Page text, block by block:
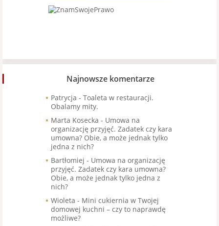
Najnowsze komentarze
Patrycja - Toaleta w restauracji.
Obalamy mity.
Marta Kosecka - Umowa na
organizację przyjęć. Zadatek czy kara
umowna? Obie, a może jednak tylko
jedna z nich?
Bartłomiej - Umowa na organizację
przyjęć. Zadatek czy kara umowna?
Obie, a może jednak tylko jedna z
nich?
Wioleta - Mini cukiernia w Twojej
domowej kuchni – czy to naprawdę
możliwe?